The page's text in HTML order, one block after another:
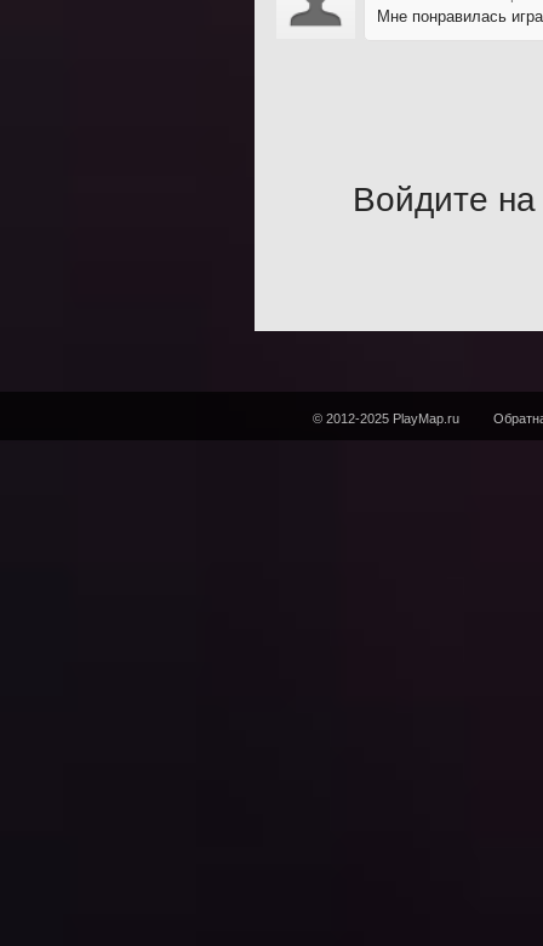
Мне понравилась
Войдите на
© 2012-2025 PlayMap.ru